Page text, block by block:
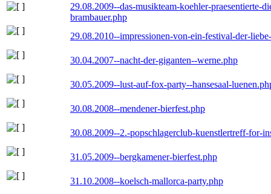
29.08.2009--das-musikteam-koehler-praesentierte-
brambauer.php
29.08.2010--impressionen-von-ein-festival-der-
30.04.2007--nacht-der-giganten--werne.php
30.05.2009--lust-auf-fox-party--hansesaal-
30.08.2008--mendener-bierfest.php
30.08.2009--2.-popschlagerclub-kuenstlertreff-for-
31.05.2009--bergkamener-bierfest.php
31.10.2008--koelsch-mallorca-party.php